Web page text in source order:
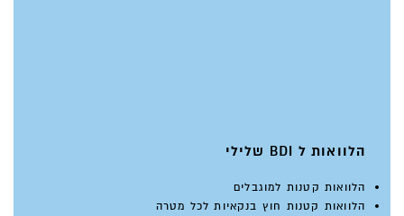
הלוואות ל BDI שלילי
הלוואות קטנות למוגבלים
הלוואות קטנות חוץ בנקאיות לכל מטרה